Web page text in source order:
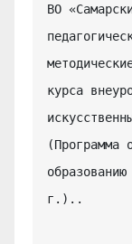
ВО
курса
(Программа
г.)..